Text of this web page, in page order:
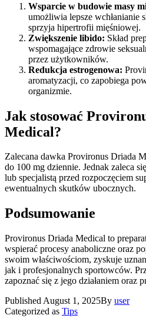
Wsparcie w budowie masy
umożliwia lepsze wchłanianie
sprzyja hipertrofii mięśniowej.
Zwiększenie libido: Skład
wspomagające zdrowie
przez użytkowników.
Redukcja estrogenowa:
aromatyzacji, co zapobiega
organizmie.
Jak stosować
Medical?
Zalecana dawka Provironus Driada
do 100 mg dziennie. Jednak zaleca
lub specjalistą przed rozpoczęciem
ewentualnych skutków ubocznych.
Podsumowanie
Provironus Driada Medical to
wspierać procesy anaboliczne oraz
swoim właściwościom, zyskuje
jak i profesjonalnych sportowców.
zapoznać się z jego działaniem oraz
Published August 1, 2025By user
Categorized as Tips